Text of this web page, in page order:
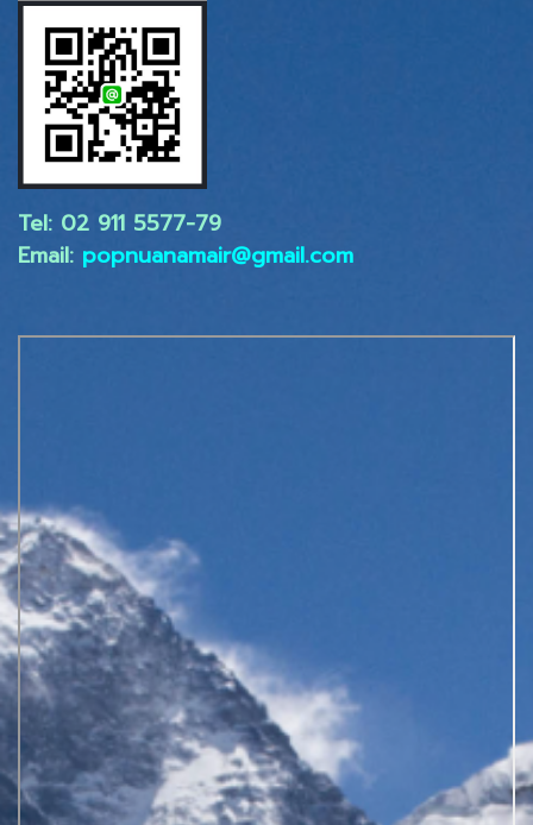
Tel: 02 ​911 5577-79
Email: popnuanamair@gmail.com